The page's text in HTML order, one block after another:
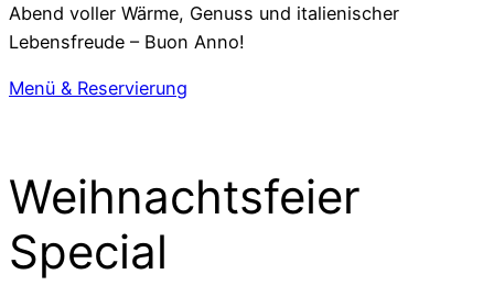
Abend voller Wärme, Genuss und italienischer
Lebensfreude – Buon Anno!
Menü & Reservierung
Weihnachtsfeier
Special